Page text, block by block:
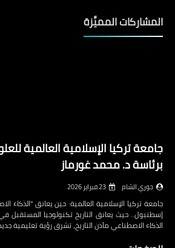
المشاركات المميَّزة
جامعة تركيا الإسلامية العالمية
برئاسة د. محمد غورماز
جوري الشام 23 فبراير 2026
جامعة تركيا الإسلامية العالمية: حين يعانق "الذكاء
إسطنبول.. حيث يعانق التاريخ تكنولوجيا
الذكاء الاصطناعي مآذن التاريخ، تشرق رؤية تعليمية جديدة لعام 2026